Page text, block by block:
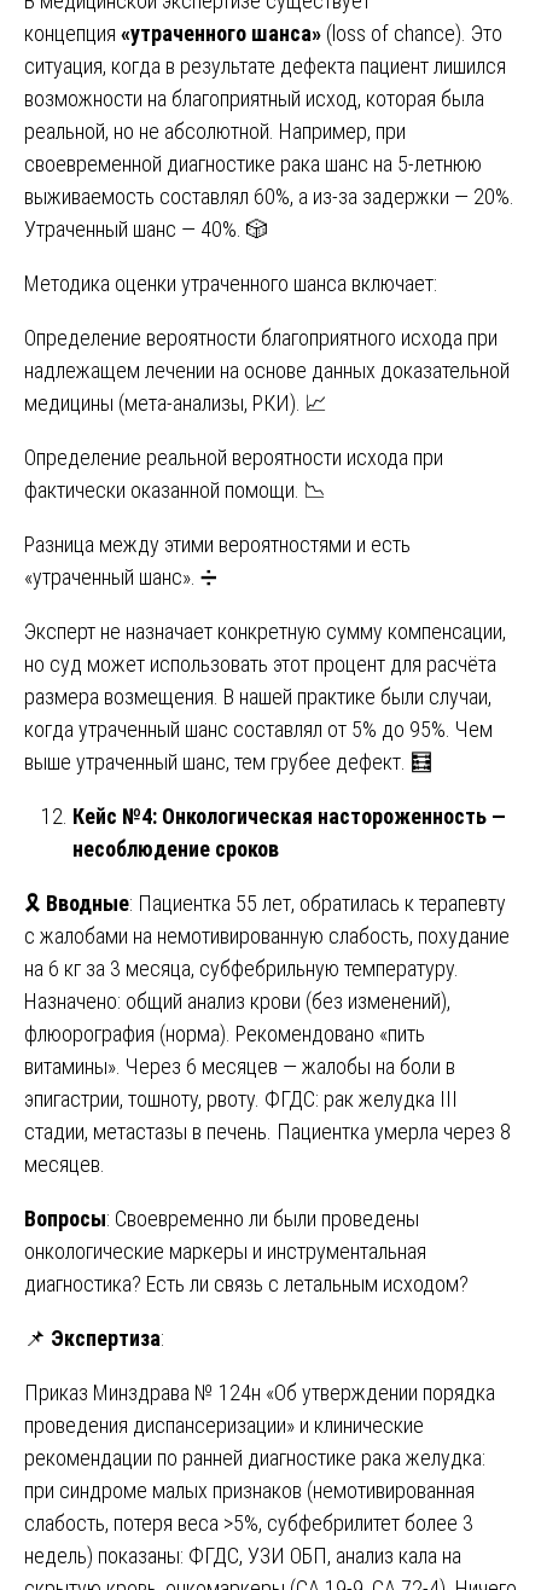
концепция «утраченного шанса» (loss of chance). Это
ситуация, когда в результате дефекта пациент лишился
возможности на благоприятный исход, которая была
реальной, но не абсолютной. Например, при
своевременной диагностике рака шанс на 5-летнюю
выживаемость составлял 60%, а из-за задержки — 20%.
Утраченный шанс — 40%. 🎲
Методика оценки утраченного шанса включает:
Определение вероятности благоприятного исхода при
надлежащем лечении на основе данных доказательной
медицины (мета-анализы, РКИ). 📈
Определение реальной вероятности исхода при
фактически оказанной помощи. 📉
Разница между этими вероятностями и есть
«утраченный шанс». ➗
Эксперт не назначает конкретную сумму компенсации,
но суд может использовать этот процент для расчёта
размера возмещения. В нашей практике были случаи,
когда утраченный шанс составлял от 5% до 95%. Чем
выше утраченный шанс, тем грубее дефект. 🧮
Кейс №4: Онкологическая настороженность —
несоблюдение сроков
🎗️ Вводные: Пациентка 55 лет, обратилась к терапевту
с жалобами на немотивированную слабость, похудание
на 6 кг за 3 месяца, субфебрильную температуру.
Назначено: общий анализ крови (без изменений),
флюорография (норма). Рекомендовано «пить
витамины». Через 6 месяцев — жалобы на боли в
эпигастрии, тошноту, рвоту. ФГДС: рак желудка III
стадии, метастазы в печень. Пациентка умерла через 8
месяцев.
Вопросы: Своевременно ли были проведены
онкологические маркеры и инструментальная
диагностика? Есть ли связь с летальным исходом?
📌 Экспертиза:
Приказ Минздрава № 124н «Об утверждении порядка
проведения диспансеризации» и клинические
рекомендации по ранней диагностике рака желудка:
при синдроме малых признаков (немотивированная
слабость, потеря веса >5%, субфебрилитет более 3
недель) показаны: ФГДС, УЗИ ОБП, анализ кала на